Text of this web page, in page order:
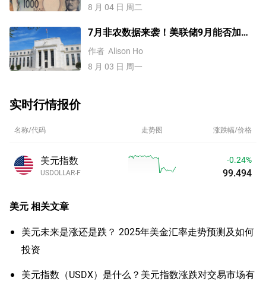
8 月 04 日 周二
7月非农数据来袭！美联储9月能否加
息？黄金、美元行情一触即发
作者 Alison Ho
8 月 03 日 周一
实时行情报价
名称/代码 走势图 涨跌幅/价格
美元指数
USDOLLAR-F
-0.24%
99.494
美元相关文章
美元未来是涨还是跌？ 2025年美金汇率走势预测及如何
投资
美元指数（USDX）是什么？美元指数涨跌对交易市场有